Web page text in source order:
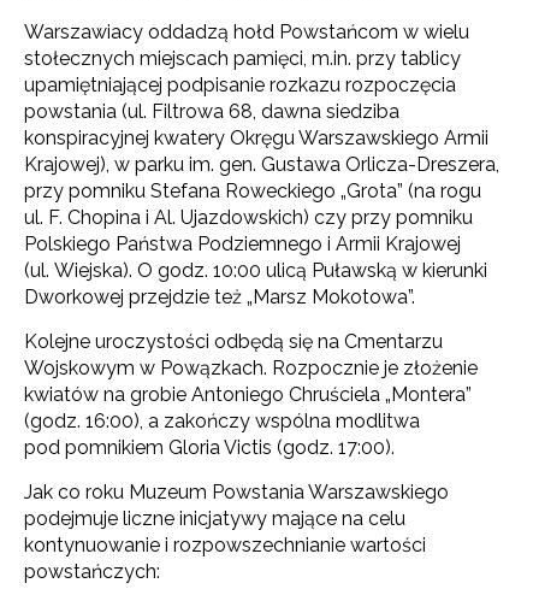
Warszawiacy oddadzą hołd Powstańcom w wielu
stołecznych miejscach pamięci, m.in. przy tablicy
upamiętniającej podpisanie rozkazu rozpoczęcia
powstania (ul. Filtrowa 68, dawna siedziba
konspiracyjnej kwatery Okręgu Warszawskiego Armii
Krajowej), w parku im. gen. Gustawa Orlicza-Dreszera,
przy pomniku Stefana Roweckiego „Grota” (na rogu
ul. F. Chopina i Al. Ujazdowskich) czy przy pomniku
Polskiego Państwa Podziemnego i Armii Krajowej
(ul. Wiejska). O godz. 10:00 ulicą Puławską w kierunki
Dworkowej przejdzie też „Marsz Mokotowa”.
Kolejne uroczystości odbędą się na Cmentarzu
Wojskowym w Powązkach. Rozpocznie je złożenie
kwiatów na grobie Antoniego Chruściela „Montera”
(godz. 16:00), a zakończy wspólna modlitwa
pod pomnikiem Gloria Victis (godz. 17:00).
Jak co roku Muzeum Powstania Warszawskiego
podejmuje liczne inicjatywy mające na celu
kontynuowanie i rozpowszechnianie wartości
powstańczych: